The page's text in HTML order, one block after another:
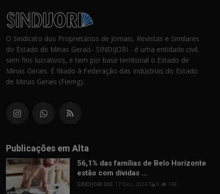
O Sindicato dos Proprietários de Jornais, Revistas e Similares
do Estado de Minas Gerais- SINDIJORI - é uma entidade civil,
sem fins lucrativos, e tem por base territorial o Estado de
Minas Gerais. É filiado à Federação das Indústrias do Estado
de Minas Gerais (Fiemg).
Publicações em Alta
56,1% das famílias de Belo Horizonte
estão com dívidas ...
SINDIJORI MG 17 Dez, 2024 0 749